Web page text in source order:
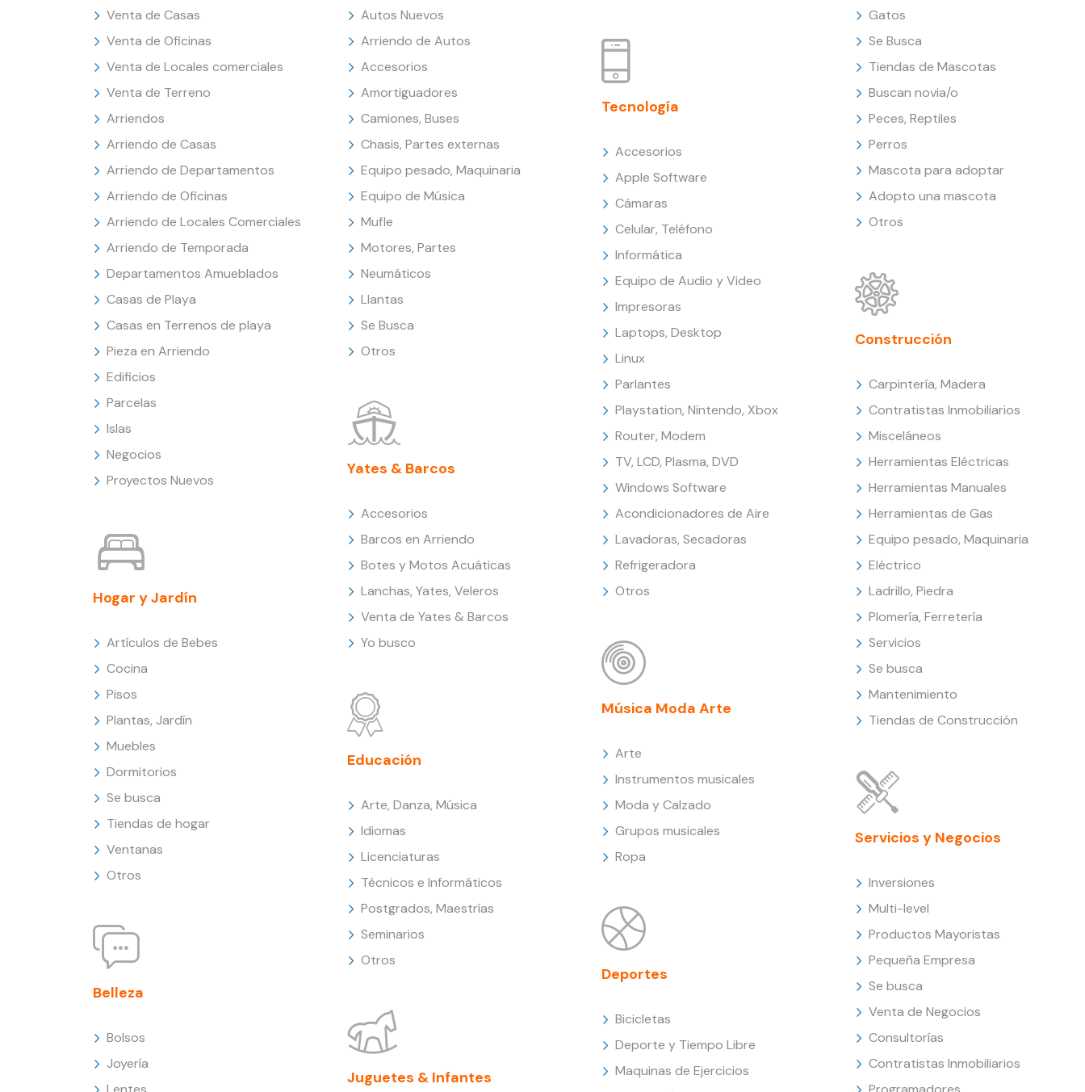
Venta de Casas
Venta de Oficinas
Venta de Locales comerciales
Venta de Terreno
Arriendos
Arriendo de Casas
Arriendo de Departamentos
Arriendo de Oficinas
Arriendo de Locales Comerciales
Arriendo de Temporada
Departamentos Amueblados
Casas de Playa
Casas en Terrenos de playa
Pieza en Arriendo
Edificios
Parcelas
Islas
Negocios
Proyectos Nuevos
Hogar y Jardín
Artículos de Bebes
Cocina
Pisos
Plantas, Jardín
Muebles
Dormitorios
Se busca
Tiendas de hogar
Ventanas
Otros
Belleza
Bolsos
Joyería
Autos Nuevos
Arriendo de Autos
Accesorios
Amortiguadores
Camiones, Buses
Chasis, Partes externas
Equipo pesado, Maquinaria
Equipo de Música
Mufle
Motores, Partes
Neumáticos
Llantas
Se Busca
Otros
Yates & Barcos
Accesorios
Barcos en Arriendo
Botes y Motos Acuáticas
Lanchas, Yates, Veleros
Venta de Yates & Barcos
Yo busco
Educación
Arte, Danza, Música
Idiomas
Licenciaturas
Técnicos e Informáticos
Postgrados, Maestrías
Seminarios
Otros
Juguetes & Infantes
Tecnología
Accesorios
Apple Software
Cámaras
Celular, Teléfono
Informática
Equipo de Audio y Video
Impresoras
Laptops, Desktop
Linux
Parlantes
Playstation, Nintendo, Xbox
Router, Modem
TV, LCD, Plasma, DVD
Windows Software
Acondicionadores de Aire
Lavadoras, Secadoras
Refrigeradora
Otros
Música Moda Arte
Arte
Instrumentos musicales
Moda y Calzado
Grupos musicales
Ropa
Deportes
Bicicletas
Deporte y Tiempo Libre
Maquinas de Ejercicios
Gatos
Se Busca
Tiendas de Mascotas
Buscan novia/o
Peces, Reptiles
Perros
Mascota para adoptar
Adopto una mascota
Otros
Construcción
Carpintería, Madera
Contratistas Inmobiliarios
Misceláneos
Herramientas Eléctricas
Herramientas Manuales
Herramientas de Gas
Equipo pesado, Maquinaria
Eléctrico
Ladrillo, Piedra
Plomería, Ferretería
Servicios
Se busca
Mantenimiento
Tiendas de Construcción
Servicios y Negocios
Inversiones
Multi-level
Productos Mayoristas
Pequeña Empresa
Se busca
Venta de Negocios
Consultorías
Contratistas Inmobiliarios